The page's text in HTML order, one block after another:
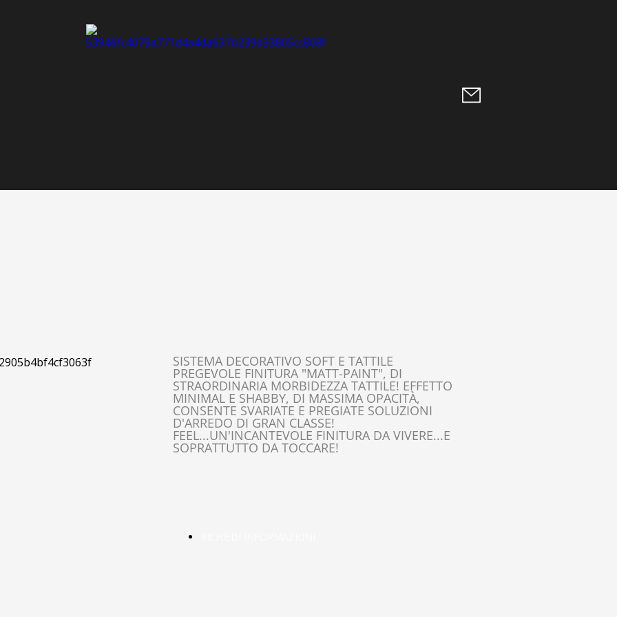
SISTEMA DECORATIVO SOFT E TATTILE
PREGEVOLE FINITURA "MATT-PAINT", DI
STRAORDINARIA MORBIDEZZA TATTILE! EFFETTO
MINIMAL E SHABBY, DI MASSIMA OPACITÀ,
CONSENTE SVARIATE E PREGIATE SOLUZIONI
D'ARREDO DI GRAN CLASSE!
FEEL...UN'INCANTEVOLE FINITURA DA VIVERE...E
SOPRATTUTTO DA TOCCARE!